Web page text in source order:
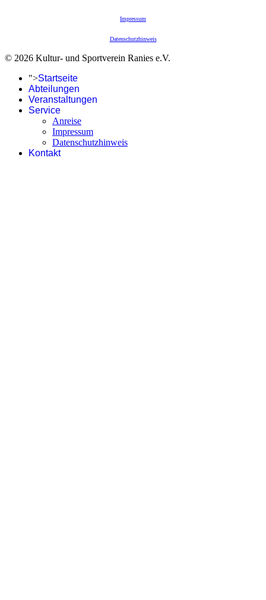
Impressum
Datenschutzhinweis
© 2026 Kultur- und Sportverein Ranies e.V.
">Startseite
Abteilungen
Veranstaltungen
Service
Anreise
Impressum
Datenschutzhinweis
Kontakt